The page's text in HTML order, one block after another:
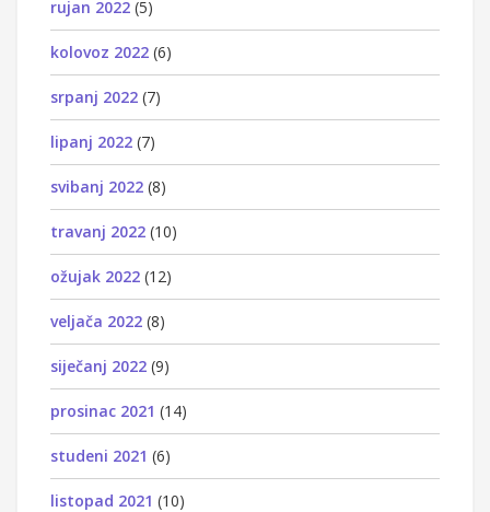
rujan 2022 (5)
kolovoz 2022 (6)
srpanj 2022 (7)
lipanj 2022 (7)
svibanj 2022 (8)
travanj 2022 (10)
ožujak 2022 (12)
veljača 2022 (8)
siječanj 2022 (9)
prosinac 2021 (14)
studeni 2021 (6)
listopad 2021 (10)